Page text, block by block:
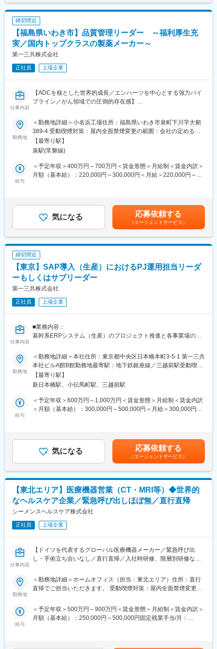
GMPスタッフとして、逸脱対応及び変更管理対応、並びに手順
書、標準書類や各種バリデーション文書の作成対応に従事して、
経験と実績を積んでいただきます。その後、適性に応じて、GMP
スタッフチームのチームリーダーや試験部門の責任者クラスを担
ってもらうことを想定しています。
■会社について：
ます。これまで、抗凝固剤「リクシアナ」、高血圧症治療剤「オ
ルメテック」、抗インフルエンザウイルス剤「イナビル」など、
れまでに培った基盤の上に、アンメッドメディカルニーズの高い
領域で更なる研究競争力を構築し、医療満足度の向上に貢献した
いと考えています。
締切間近
【福島県いわき市】品質管理リーダー ～福利厚生充
実／国内トップクラスの製薬メーカー～
第一三共株式会社
正社員 上場企業
仕事内容
【ADCを核とした世界的成長／エンハーツを中心とする強力パイ
プライン／がん領域での圧倒的存在感】
■業務内容：
・抗体・ADC原薬の製品関連の各種試験（工程管理試験や規格試
験等）の試験指図発行、データ確認、オーディットトレイル確
認、ラボエラー対応
・LIMSによる帳票類の発行
・検体採取の指示、検体管理
・試験の差配及び進捗管理
データ確認、ラボエラー対応等を担う試験確認者が不足してい
る。
GMP、各種分析・試験実務の経験を活かして、抗体・ADC原薬製
■キャリアパス：
入社後は多種類の抗体・ADC原薬の品質試験を担う部署にて、試
験確認者として、試験差配・管理に従事して、経験と実績を積ん
でいただきます。
クラスを担ってもらうことを想定しています。
第一三共グループの社員は皆、「革新的な医薬品を通じて世界中
の人々の生活を向上させる」というひとつの目的のもとで団結、
があり、30カ国以上に展開し、19,000人以上の従業員とともに、
がん、心血管疾患、希少疾患、免疫疾患などにおける革新的な医
薬品の創出および提供に取り組んでいます。2030年ビジョン「サ
ステナブルな社会の発展に貢献する先進的グローバルヘルスケア
てより健康で希望に満ちた未来を築くために日々努力していま
す。
勤務地
＜勤務地詳細＞小名浜工場住所：福島県いわき市泉町下川字大剱
389-4 受動喫煙対策：屋内全面禁煙変更の範囲：会社の定める事
業所
【最寄り駅】
泉駅(常磐線)
給与
＜予定年収＞400万円～700万円＜賃金形態＞月給制＜賃金内訳＞
月額（基本給）：220,000円～300,000円＜月給＞220,000円～
考を通じて上下する可能性があります。月給(月額)は固定手当を含
めた表記です。
気になる 応募依頼する
（エージェントサービス）
締切間近
【東京】SAP導入（生産）におけるPJ運用担当リーダ
ーもしくはサブリーダー
第一三共株式会社
正社員 上場企業
仕事内容
■業務内容：
基幹系ERPシステム（生産）のプロジェクト推進と各事業場の導
■募集背景：
全社プロジェクトとして新システムの導入による製造部門のプロ
ジェクト推進と導入後のシステム運用を統括する上での新体制づ
くりを期待したい。
■キャリアパス：
（3）生産部門全体のシステム、DX/IT施策の企画立案実行
（4）さらに専門性を生かしたSCM領域、Tech開発部門ので経験
100年の長い期間にわたり受け継がれてきたサイエンス＆テクノ
ロジーの強みを活かして、先進的医薬品の創出に挑戦し続けてい
ます。これまで、抗凝固剤「リクシアナ」、高血圧症治療剤「オ
ルメテック」、抗インフルエンザウイルス剤「イナビル」など、
革新的な医薬品を世の中に数多く送り出しています。現在は、こ
れまでに培った基盤の上に、アンメッドメディカルニーズの高い
領域で更なる研究競争力を構築し、医療満足度の向上に貢献した
いと考えています。
変更の範囲：会社の定める業務
勤務地
＜勤務地詳細＞本社住所：東京都中央区日本橋本町3-5-1 第一三共
本社ビルA館B館勤務地最寄駅：地下鉄銀座線／三越前駅受動喫煙
対策：屋内全面禁煙変更の範囲：会社の定める事業所（リモート
ワーク含む）
【最寄り駅】
新日本橋駅、小伝馬町駅、三越前駅
給与
＜予定年収＞600万円～1,000万円＜賃金形態＞月給制＜賃金内訳
＞月額（基本給）：300,000円～500,000円＜月給＞300,000円～
り、選考を通じて上下する可能性があります。月給(月額)は固定手
当を含めた表記です。
気になる 応募依頼する
（エージェントサービス）
【東北エリア】医療機器営業（CT・MRI等）◆世界的
なヘルスケア企業／緊急呼び出しほぼ無／直行直帰
シーメンスヘルスケア株式会社
正社員 上場企業
仕事内容
【ドイツを代表するグローバル医療機器メーカー／緊急呼び出
し・手術立ち合いなし／直行直帰／入社時研修、階層別研修など
働きがい認定企業」受賞】
院に対してシーメンス社製の大型医療機器を納入すべく、営業活
動していただきます。
勤務地
＜勤務地詳細＞ホームオフィス（担当：東北エリア）住所：直行
直帰でご担当いただきます。 受動喫煙対策：屋内全面禁煙変更の
給与
＜予定年収＞500万円～900万円＜賃金形態＞月給制＜賃金内訳＞
月額（基本給）：250,000円～500,000円固定残業手当/月：